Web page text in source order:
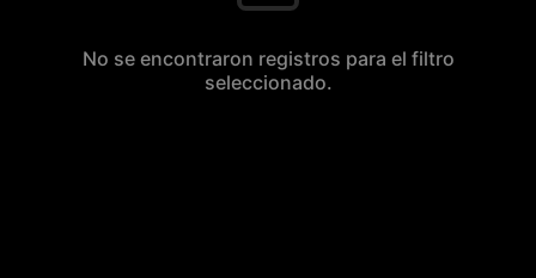
No se encontraron registros para el filtro
seleccionado.